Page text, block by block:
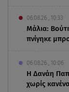
06.08.26 , 10:33
Μάλια:
πνίγηκε
06.08.26 , 10:06
Η Δανάη
χωρίς